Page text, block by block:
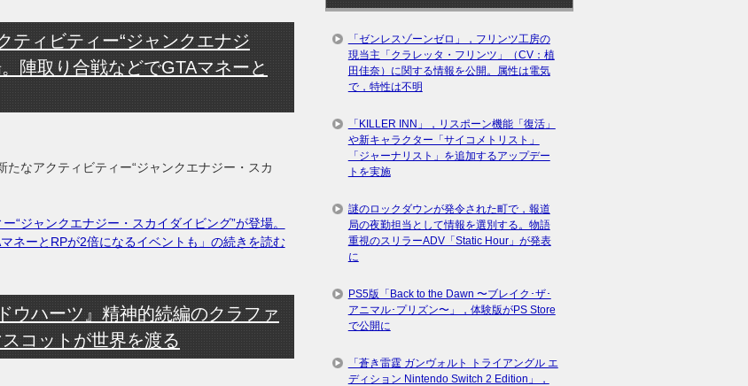
ティビティー“ジャンクエナジ
陣取り合戦などでGTAマネーと
なアクティビティー“ジャンクエナジー・スカ
“ジャンクエナジー・スカイダイビング”が登場。
ネーとRPが2倍になるイベントも」の続きを読む
ウハーツ』精神的続編のクラファ
コットが世界を渡る
「ゼンレスゾーンゼロ」，フリンツ工房の
現当主「クラレッタ・フリンツ」（CV：植
田佳奈）に関する情報を公開。属性は電気
で，特性は不明
「KILLER INN」，リスポーン機能「復活」
や新キャラクター「サイコメトリスト」
「ジャーナリスト」を追加するアップデー
トを実施
謎のロックダウンが発令された町で，報道
局の夜勤担当として情報を選別する。物語
重視のスリラーADV「Static Hour」が発表
に
PS5版「Back to the Dawn 〜ブレイク･ザ･
アニマル･プリズン〜」，体験版がPS Store
で公開に
「蒼き雷霆 ガンヴォルト トライアングル エ
ディション Nintendo Switch 2 Edition」，